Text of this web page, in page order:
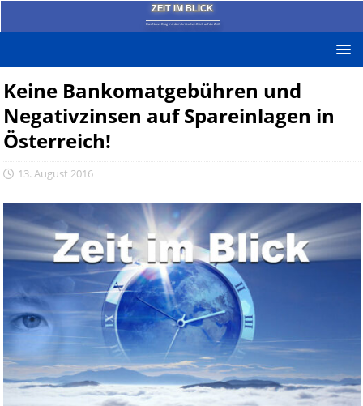
ZEIT IM BLICK
Das News-Blog mit dem kritischen Blick auf die Zeit!
Keine Bankomatgebühren und
Negativzinsen auf Spareinlagen in
Österreich!
13. August 2016